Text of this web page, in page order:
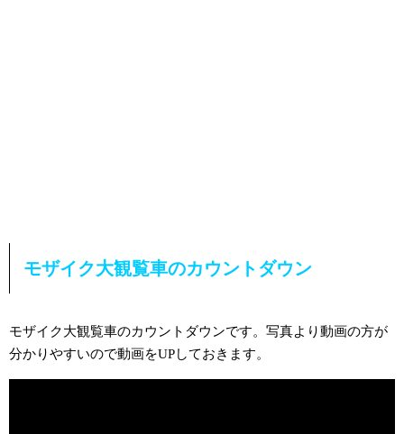
モザイク大観覧車のカウントダウン
モザイク大観覧車のカウントダウンです。写真より動画の方が
分かりやすいので動画をUPしておきます。